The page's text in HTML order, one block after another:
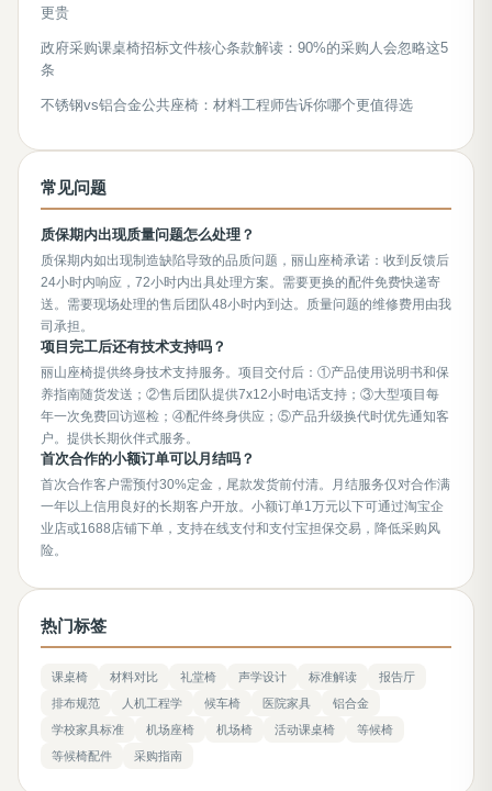
更贵
政府采购课桌椅招标文件核心条款解读：90%的采购人会忽略这5
条
不锈钢vs铝合金公共座椅：材料工程师告诉你哪个更值得选
常见问题
质保期内出现质量问题怎么处理？
质保期内如出现制造缺陷导致的品质问题，丽山座椅承诺：收到反馈后
24小时内响应，72小时内出具处理方案。需要更换的配件免费快递寄
送。需要现场处理的售后团队48小时内到达。质量问题的维修费用由我
司承担。
项目完工后还有技术支持吗？
丽山座椅提供终身技术支持服务。项目交付后：①产品使用说明书和保
养指南随货发送；②售后团队提供7x12小时电话支持；③大型项目每
年一次免费回访巡检；④配件终身供应；⑤产品升级换代时优先通知客
户。提供长期伙伴式服务。
首次合作的小额订单可以月结吗？
首次合作客户需预付30%定金，尾款发货前付清。月结服务仅对合作满
一年以上信用良好的长期客户开放。小额订单1万元以下可通过淘宝企
业店或1688店铺下单，支持在线支付和支付宝担保交易，降低采购风
险。
热门标签
课桌椅 材料对比 礼堂椅 声学设计 标准解读
报告厅
排布规范
人机工程学 候车椅 医院家具
铝合金
学校家具标准
机场座椅 机场椅 活动课桌椅
等候椅
等候椅配件
采购指南